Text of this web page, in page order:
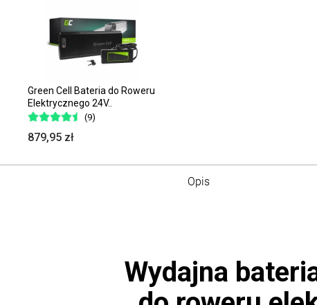
Green Cell Bateria do Roweru
Elektrycznego 24V..
(9)
879,95 zł
Opis
Wydajna